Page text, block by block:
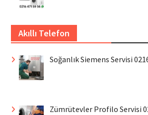
Akıllı Telefon
Soğanlık Siemens Servisi
Zümrütevler Profilo Servisi